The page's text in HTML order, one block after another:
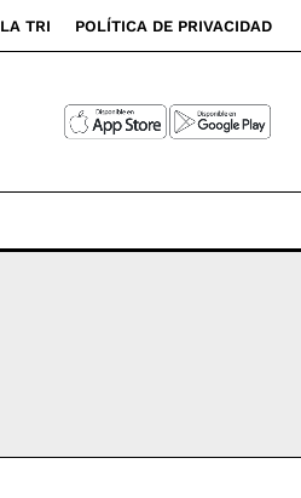
LA TRI POLÍTICA DE PRIVACIDAD